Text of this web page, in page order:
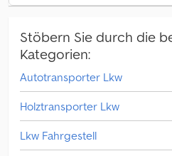
Stöbern Sie durch die
Kategorien:
Autotransporter Lkw
Holztransporter Lkw
Lkw Fahrgestell